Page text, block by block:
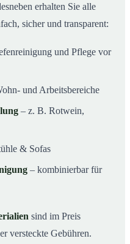
erhalten Sie alle
sicher und transparent:
und Pflege vor
und Arbeitsbereiche
– z. B. Rotwein,
& Sofas
– kombinierbar für
sind im Preis
versteckte Gebühren.